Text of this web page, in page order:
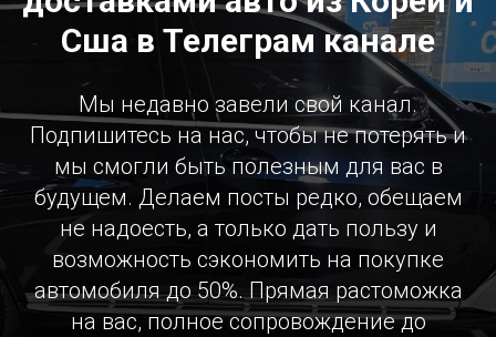
Сша в Телеграм канале
Мы недавно завели свой канал.
Подпишитесь на нас, чтобы не потерять и
мы смогли быть полезным для вас в
будущем. Делаем посты редко, обещаем
не надоесть, а только дать пользу и
возможность сэкономить на покупке
автомобиля до 50%. Прямая растоможка
на вас, полное сопровождение до